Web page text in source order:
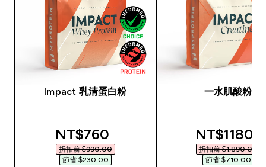
Impact 乳清蛋白粉
discounted price
NT$760‎
折扣前 $990.00‎
節省 $230.00‎
一水肌酸粉
NT$1180‎
折扣前 $1,890.00‎
節省 $710.00‎